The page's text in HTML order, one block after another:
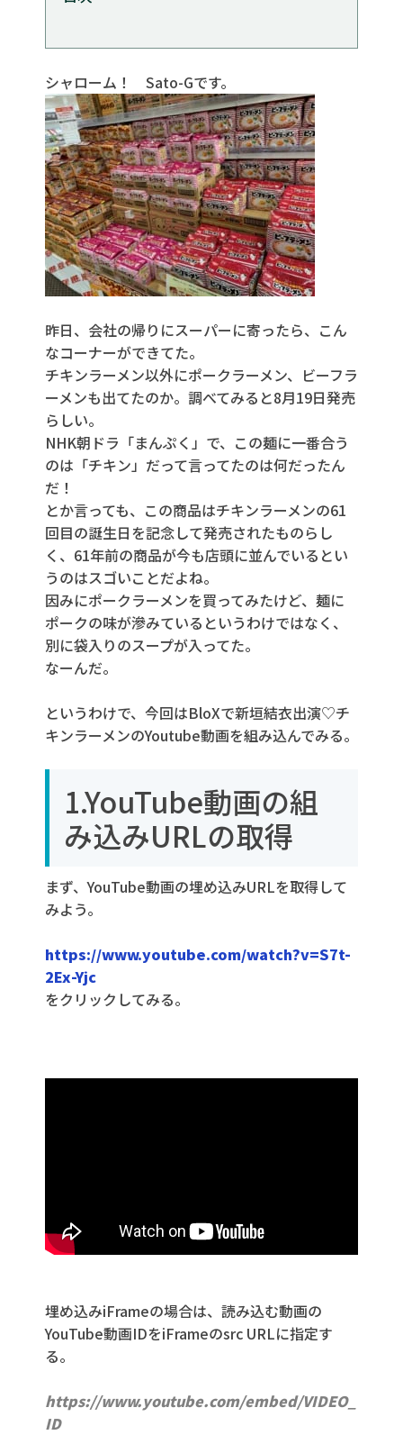
1.YouTube動画の組み込みURLの取得
2. BloXの設定
2.1 Snippetsの利用
2.2 Configurationの設定
2.3 表示確認
3. まとめ
シャローム！ Sato-Gです。
昨日、会社の帰りにスーパーに寄ったら、こん
なコーナーができてた。
チキンラーメン以外にポークラーメン、ビーフラ
ーメンも出てたのか。調べてみると8月19日発売
らしい。
NHK朝ドラ「まんぷく」で、この麺に一番合う
のは「チキン」だって言ってたのは何だったん
だ！
とか言っても、この商品はチキンラーメンの61
回目の誕生日を記念して発売されたものらし
く、61年前の商品が今も店頭に並んでいるとい
うのはスゴいことだよね。
因みにポークラーメンを買ってみたけど、麺に
ポークの味が滲みているというわけではなく、
別に袋入りのスープが入ってた。
なーんだ。
というわけで、今回はBloXで新垣結衣出演♡チ
キンラーメンのYoutube動画を組み込んでみる。
1.YouTube動画の組
み込みURLの取得
まず、YouTube動画の埋め込みURLを取得して
みよう。
https://www.youtube.com/watch?v=S7t-
2Ex-Yjc
をクリックしてみる。
埋め込みiFrameの場合は、読み込む動画の
YouTube動画IDをiFrameのsrc URLに指定す
る。
https://www.youtube.com/embed/VIDEO_
ID